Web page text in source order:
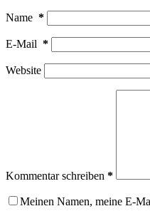
Name *
E-Mail *
Website
Kommentar schreiben *
Meinen Namen, meine E-